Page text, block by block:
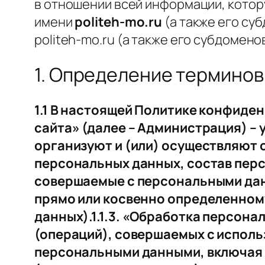
в отношении всей информации,
имениpoliteh-mo.ru (а также его
politeh-mo.ru (а также его
1. Определение терминов
1.1 В настоящей Политике
сайта» (далее – Администрация)
организуют и (или) осуществляют
персональных данных, состав
совершаемые с персональными
прямо или косвенно
данных).1.1.3. «Обработка
(операций), совершаемых с
персональными данными, включая